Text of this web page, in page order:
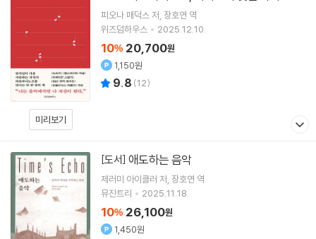
미리보기
피오나 매덕스 저 장호연 역
위즈덤하우스
2025.12.10.
10% 20,700원
1,150원
9.8 (12)
[도서] 애도하는 음악
제러미 아이클러 저 장호연 역
뮤진트리
2025.11.18.
10% 26,100원
1,450원